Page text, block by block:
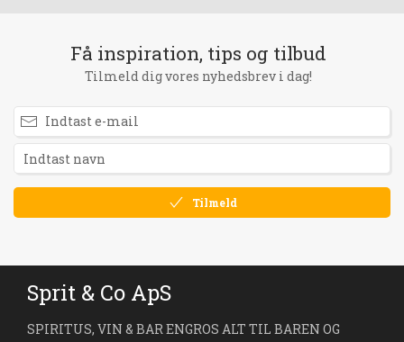
Få inspiration, tips og tilbud
Tilmeld dig vores nyhedsbrev i dag!
Tilmeld
Sprit & Co ApS
SPIRITUS, VIN & BAR ENGROS ALT TIL BAREN OG